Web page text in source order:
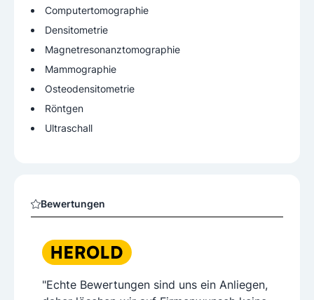
Computertomographie
Densitometrie
Magnetresonanztomographie
Mammographie
Osteodensitometrie
Röntgen
Ultraschall
Bewertungen
"Echte Bewertungen sind uns ein Anliegen,